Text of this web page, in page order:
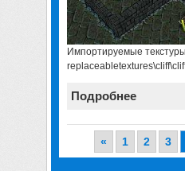
Импортируемые
Подробнее
« 1 2 3